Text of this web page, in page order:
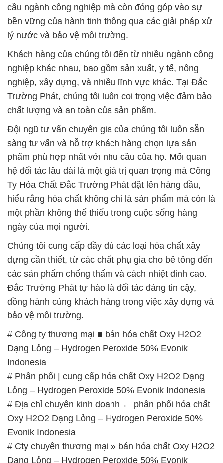
nghiệp khác nhau, bao gồm sản xuất, y tế, nông
nghiệp, xây dựng, và nhiều lĩnh vực khác. Tại Đắc
Trường Phát, chúng tôi luôn coi trọng việc đảm bảo
chất lượng và an toàn của sản phẩm.
Đội ngũ tư vấn chuyên gia của chúng tôi luôn sẵn
sàng tư vấn và hỗ trợ khách hàng chọn lựa sản
phẩm phù hợp nhất với nhu cầu của họ. Mối quan
hệ đối tác lâu dài là một giá trị quan trọng mà Công
Ty Hóa Chất Đắc Trường Phát đặt lên hàng đầu,
hiểu rằng hóa chất không chỉ là sản phẩm mà còn là
một phần không thể thiếu trong cuộc sống hàng
ngày của mọi người.
Chúng tôi cung cấp đầy đủ các loại hóa chất xây
dựng cần thiết, từ các chất phụ gia cho bê tông đến
các sản phẩm chống thấm và cách nhiệt đỉnh cao.
Đắc Trường Phát tự hào là đối tác đáng tin cậy,
đồng hành cùng khách hàng trong việc xây dựng và
bảo vệ môi trường.
# Công ty thương mại ■ bán hóa chất Oxy H2O2
Dạng Lỏng – Hydrogen Peroxide 50% Evonik
Indonesia
# Phân phối | cung cấp hóa chất Oxy H2O2 Dạng
Lỏng – Hydrogen Peroxide 50% Evonik Indonesia
# Địa chỉ chuyên kinh doanh ← phân phối hóa chất
Oxy H2O2 Dạng Lỏng – Hydrogen Peroxide 50%
Evonik Indonesia
# Cty chuyên thương mại » bán hóa chất Oxy H2O2
Dạng Lỏng – Hydrogen Peroxide 50% Evonik
Indonesia
# Địa chỉ cung cấp ε bán hóa chất Oxy H2O2 Dạng
Lỏng – Hydrogen Peroxide 50% Evonik Indonesia
# Nơi chuyên cung cấp * cung ứng hóa chất Oxy